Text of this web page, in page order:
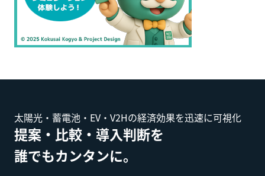
太陽光・蓄電池・EV・V2Hの経済効果を迅速に可視化
提案・比較・導入判断を
誰でもカンタンに。